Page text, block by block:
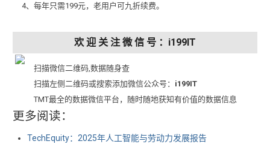
4、每年只需199元，老用户可九折续费。
欢 迎 关 注 微 信 号 ：i199IT
扫描微信二维码,数据随身查
扫描左侧二维码或搜索添加微信公众号： i199IT
TMT最全的数据微信平台，随时随地获知有价值的数据信息
更多阅读：
TechEquity：2025年人工智能与劳动力发展报告